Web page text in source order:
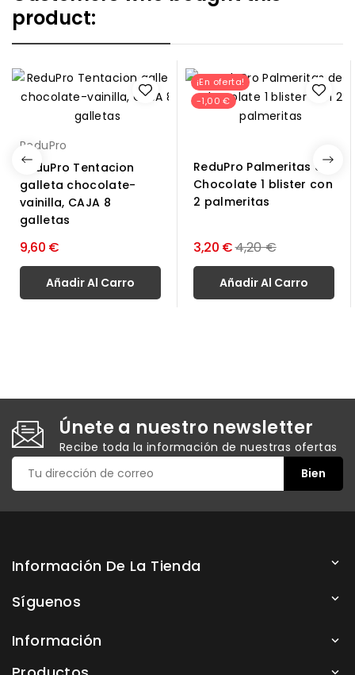
product:
ReduPro
ReduPro Tentacion
galleta chocolate-
vainilla, CAJA 8
galletas
9,60 €
Añadir Al Carro
¡En oferta!
-1,00 €
ReduPro Palmeritas de
Chocolate 1 blister con
2 palmeritas
3,20 €Precio
normal
4,20 €
Añadir Al Carro
Únete a nuestro newsletter
Recibe toda la información de nuestras ofertas
Información De La Tienda 
Síguenos 
Información 